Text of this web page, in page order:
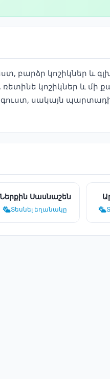
բարձր կոշիկներ և
կոշիկներ և մի
սակայն
Ներքին Սասնաշեն
Տեսնել եղանակը